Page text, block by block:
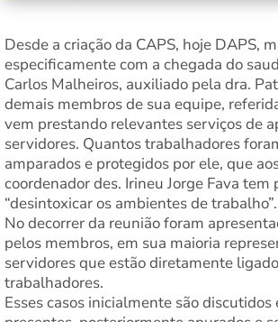
Desde a criação da CAPS, hoje DAPS,
especificamente com a chegada do
Carlos Malheiros, auxiliado pela dra.
demais membros de sua equipe,
vem prestando relevantes serviços de
servidores. Quantos trabalhadores
amparados e protegidos por ele, que
coordenador des. Irineu Jorge Fava
“desintoxicar os ambientes de trabalho”.
No decorrer da reunião foram
pelos membros, em sua maioria
servidores que estão diretamente
trabalhadores.
Esses casos inicialmente são discutidos